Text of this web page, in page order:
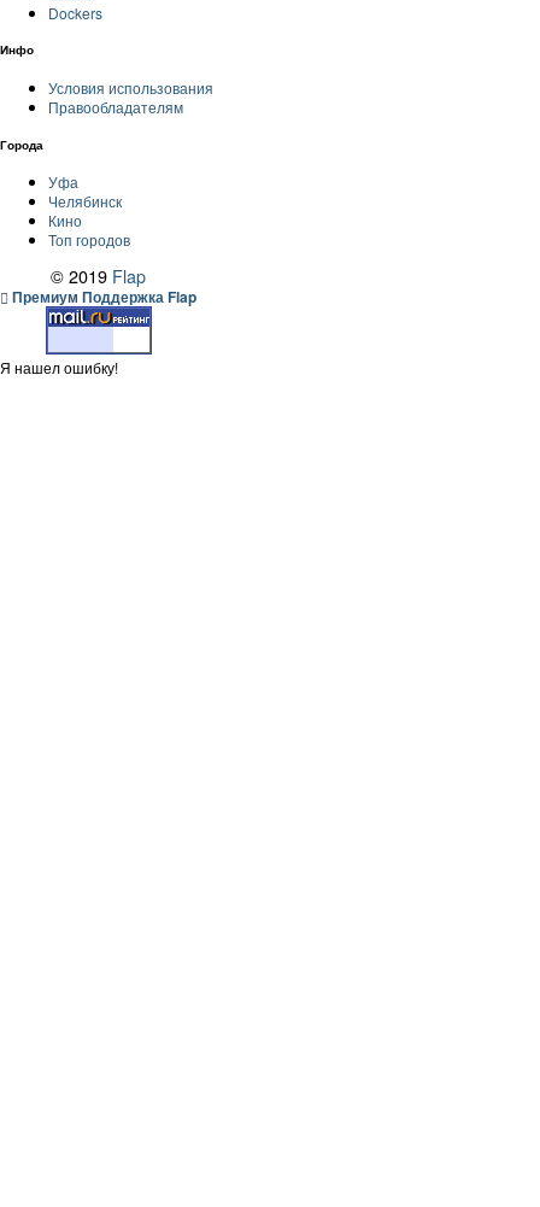
Dockers
Инфо
Условия использования
Правообладателям
Города
Уфа
Челябинск
Кино
Топ городов
© 2019 Flap
Премиум Поддержка Flap
Я нашел ошибку!